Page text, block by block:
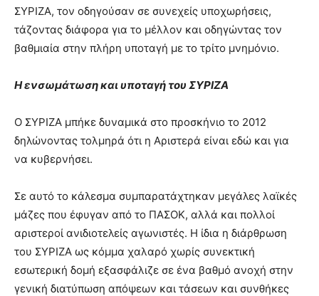
ΣΥΡΙΖΑ, τον οδηγούσαν σε συνεχείς υποχωρήσεις,
τάζοντας διάφορα για το μέλλον και οδηγώντας τον
βαθμιαία στην πλήρη υποταγή με το τρίτο μνημόνιο.
Η ενσωμάτωση και υποταγή του ΣΥΡΙΖΑ
Ο ΣΥΡΙΖΑ μπήκε δυναμικά στο προσκήνιο το 2012
δηλώνοντας τολμηρά ότι η Αριστερά είναι εδώ και για
να κυβερνήσει.
Σε αυτό το κάλεσμα συμπαρατάχτηκαν μεγάλες λαϊκές
μάζες που έφυγαν από το ΠΑΣΟΚ, αλλά και πολλοί
αριστεροί ανιδιοτελείς αγωνιστές. Η ίδια η διάρθρωση
του ΣΥΡΙΖΑ ως κόμμα χαλαρό χωρίς συνεκτική
εσωτερική δομή εξασφάλιζε σε ένα βαθμό ανοχή στην
γενική διατύπωση απόψεων και τάσεων και συνθήκες